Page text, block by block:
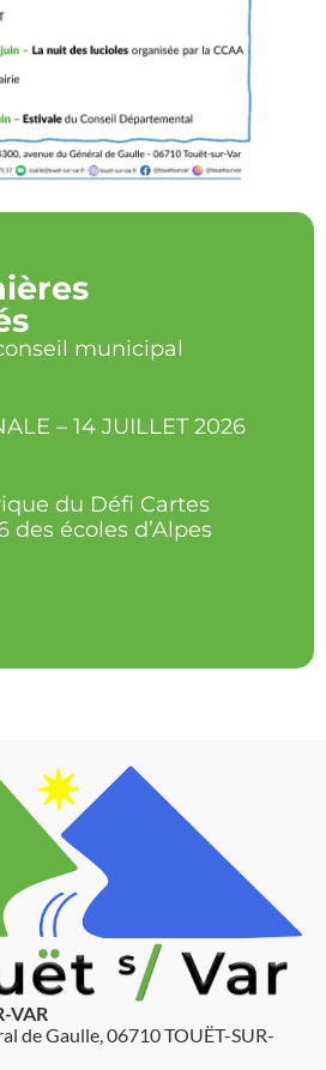
municipal
– 14 JUILLET 2026
du Défi Cartes
des écoles d’Alpes
VAR
de Gaulle, 06710 TOUËT-SUR-